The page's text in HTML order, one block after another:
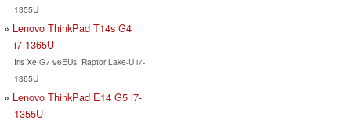
1355U
Lenovo ThinkPad T14s G4
i7-1365U
Iris Xe G7 96EUs, Raptor Lake-U i7-
1365U
Lenovo ThinkPad E14 G5 i7-
1355U